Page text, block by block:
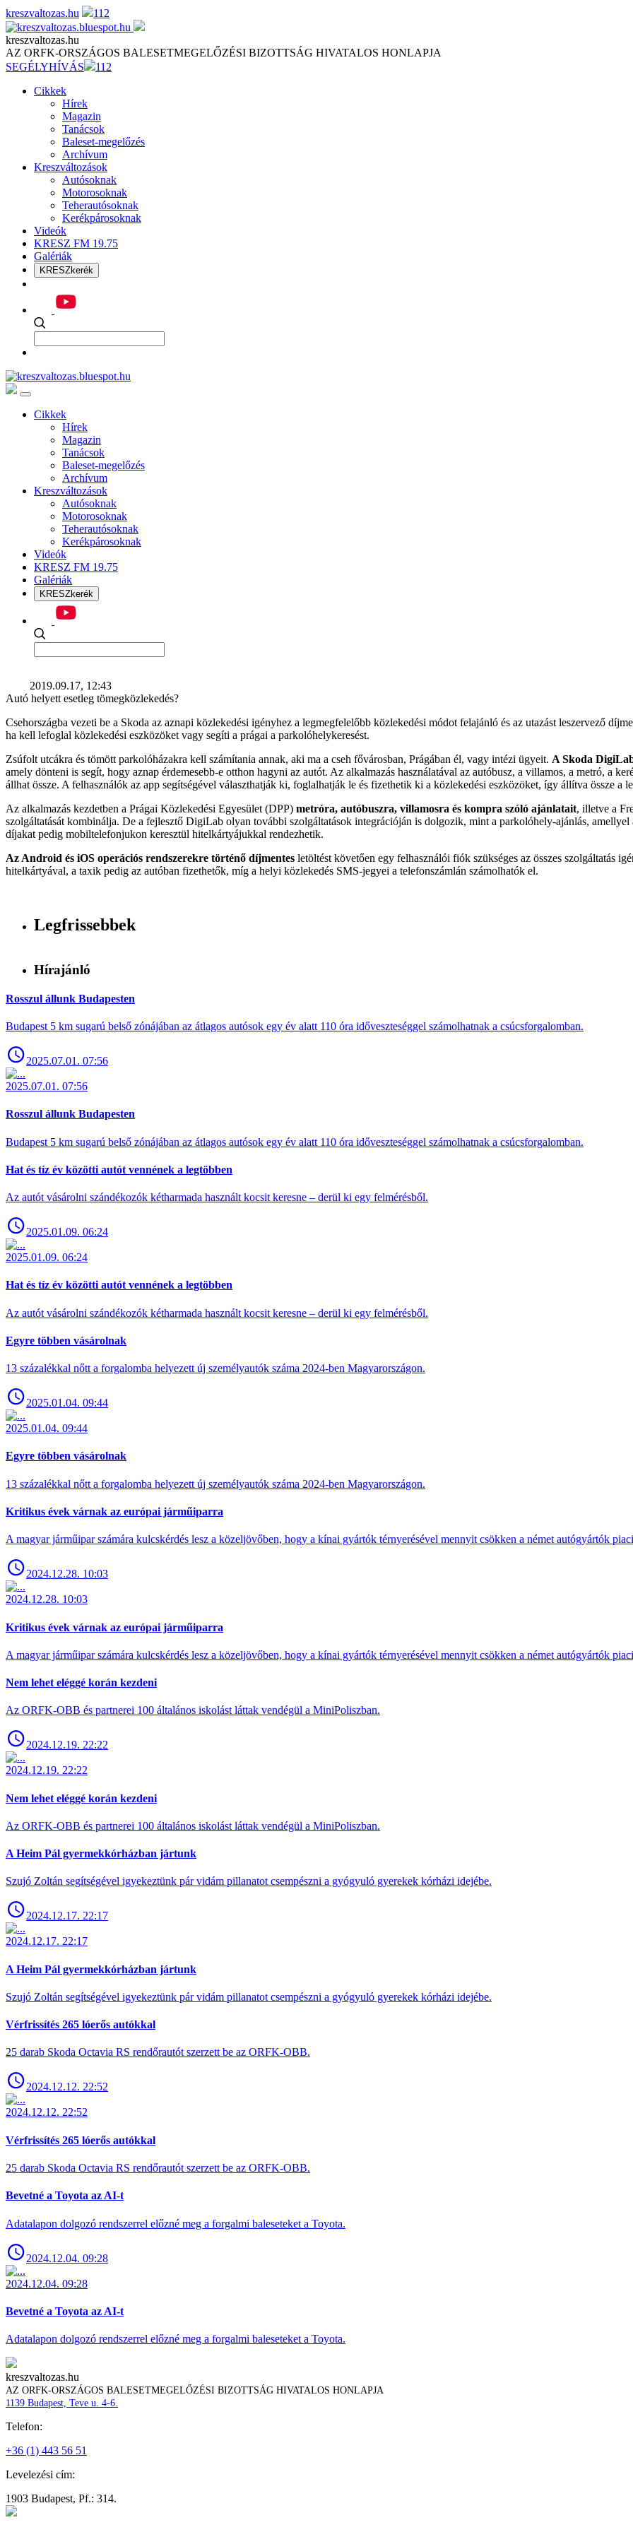
Skip
to
content
kreszvaltozas.hu 112
kreszvaltozas.hu
AZ ORFK-ORSZÁGOS BALESETMEGELŐZÉSI BIZOTTSÁG HIVATALOS HONLAPJA
SEGÉLYHÍVÁS
112
Cikkek
Hírek
Magazin
Tanácsok
Baleset-megelőzés
Archívum
Kreszváltozások
Autósoknak
Motorosoknak
Teherautósoknak
Kerékpárosoknak
Videók
KRESZ FM 19.75
Galériák
KRESZkerék
Cikkek
Hírek
Magazin
Tanácsok
Baleset-megelőzés
Archívum
Kreszváltozások
Autósoknak
Motorosoknak
Teherautósoknak
Kerékpárosoknak
Videók
KRESZ FM 19.75
Galériák
KRESZkerék
2019.09.17, 12:43
Autó helyett esetleg tömegközlekedés?
Csehországba vezeti be a Skoda az aznapi közlekedési igényhez a legmegfelelőbb közlekedési módot felajánló és az utazást leszervező
ha kell lefoglal közlekedési eszközöket vagy segíti a prágai a parkolóhelykeresést.
Zsúfolt utcákra és tömött parkolóházakra kell számítania annak, aki ma a cseh fővárosban, Prágában él, vagy intézi ügyeit. A Skoda
amely dönteni is segít, hogy aznap érdemesebb-e otthon hagyni az autót. Az alkalmazás használatával az autóbusz, a villamos, a metró, a
állhat össze. A felhasználók az app segítségével választhatják ki, foglalhatják le és fizethetik ki a közlekedési eszközöket, így állítva össze a
Az alkalmazás kezdetben a Prágai Közlekedési Egyesület (DPP) metróra, autóbuszra, villamosra és kompra szóló ajánlatait, illetve a
szolgáltatását kombinálja. De a fejlesztő DigiLab olyan további szolgáltatások integrációján is dolgozik, mint a parkolóhely-ajánlás,
díjakat pedig mobiltelefonjukon keresztül hitelkártyájukkal rendezhetik.
Az Android és iOS operációs rendszerekre történő díjmentes letöltést követően egy felhasználói fiók szükséges az összes szolgáltatás
hitelkártyával, a taxik pedig az autóban fizethetők, míg a helyi közlekedés SMS-jegyei a telefonszámlán számolhatók el.
Legfrissebbek
Hírajánló
Rosszul állunk Budapesten
Budapest 5 km sugarú belső zónájában az átlagos autósok egy év alatt 110 óra időveszteséggel számolhatnak a csúcsforgalomban.
2025.07.01. 07:56
2025.07.01. 07:56
Rosszul állunk Budapesten
Budapest 5 km sugarú belső zónájában az átlagos autósok egy év alatt 110 óra időveszteséggel számolhatnak a csúcsforgalomban.
Hat és tíz év közötti autót vennének a legtöbben
Az autót vásárolni szándékozók kétharmada használt kocsit keresne – derül ki egy felmérésből.
2025.01.09. 06:24
2025.01.09. 06:24
Hat és tíz év közötti autót vennének a legtöbben
Az autót vásárolni szándékozók kétharmada használt kocsit keresne – derül ki egy felmérésből.
Egyre többen vásárolnak
13 százalékkal nőtt a forgalomba helyezett új személyautók száma 2024-ben Magyarországon.
2025.01.04. 09:44
2025.01.04. 09:44
Egyre többen vásárolnak
13 százalékkal nőtt a forgalomba helyezett új személyautók száma 2024-ben Magyarországon.
Kritikus évek várnak az európai járműiparra
A magyar járműipar számára kulcskérdés lesz a közeljövőben, hogy a kínai gyártók térnyerésével mennyit csökken a német autógyártók
2024.12.28. 10:03
2024.12.28. 10:03
Kritikus évek várnak az európai járműiparra
A magyar járműipar számára kulcskérdés lesz a közeljövőben, hogy a kínai gyártók térnyerésével mennyit csökken a német autógyártók
Nem lehet eléggé korán kezdeni
Az ORFK-OBB és partnerei 100 általános iskolást láttak vendégül a MiniPoliszban.
2024.12.19. 22:22
2024.12.19. 22:22
Nem lehet eléggé korán kezdeni
Az ORFK-OBB és partnerei 100 általános iskolást láttak vendégül a MiniPoliszban.
A Heim Pál gyermekkórházban jártunk
Szujó Zoltán segítségével igyekeztünk pár vidám pillanatot csempészni a gyógyuló gyerekek kórházi idejébe.
2024.12.17. 22:17
2024.12.17. 22:17
A Heim Pál gyermekkórházban jártunk
Szujó Zoltán segítségével igyekeztünk pár vidám pillanatot csempészni a gyógyuló gyerekek kórházi idejébe.
Vérfrissítés 265 lóerős autókkal
25 darab Skoda Octavia RS rendőrautót szerzett be az ORFK-OBB.
2024.12.12. 22:52
2024.12.12. 22:52
Vérfrissítés 265 lóerős autókkal
25 darab Skoda Octavia RS rendőrautót szerzett be az ORFK-OBB.
Bevetné a Toyota az AI-t
Adatalapon dolgozó rendszerrel előzné meg a forgalmi baleseteket a Toyota.
2024.12.04. 09:28
2024.12.04. 09:28
Bevetné a Toyota az AI-t
Adatalapon dolgozó rendszerrel előzné meg a forgalmi baleseteket a Toyota.
kreszvaltozas.hu
AZ ORFK-ORSZÁGOS BALESETMEGELŐZÉSI BIZOTTSÁG HIVATALOS HONLAPJA
1139 Budapest, Teve u. 4-6.
Telefon:
+36 (1) 443 56 51
Levelezési cím:
1903 Budapest, Pf.: 314.